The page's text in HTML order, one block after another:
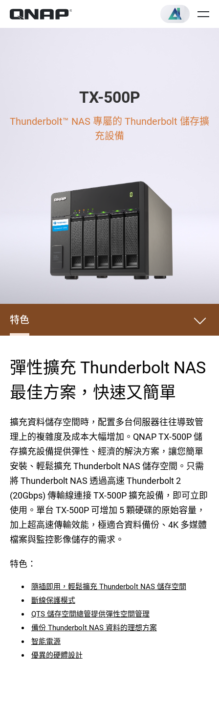
TX-500P
Thunderbolt™ NAS 專屬的 Thunderbolt 儲存擴
充設備
特色
彈性擴充 Thunderbolt NAS
最佳方案，快速又簡單
擴充資料儲存空間時，配置多台伺服器往往導致管
理上的複雜度及成本大幅增加。QNAP TX-500P 儲
存擴充設備提供彈性、經濟的解決方案，讓您簡單
安裝、輕鬆擴充 Thunderbolt NAS 儲存空間。只需
將 Thunderbolt NAS 透過高速 Thunderbolt 2
(20Gbps) 傳輸線連接 TX-500P 擴充設備，即可立即
使用。單台 TX-500P 可增加 5 顆硬碟的原始容量，
加上超高速傳輸效能，極適合資料備份、4K 多媒體
檔案與監控影像儲存的需求。
特色：
隨插即用，輕鬆擴充 Thunderbolt NAS 儲存空間
斷線保護模式
QTS 儲存空間總管提供彈性空間管理
備份 Thunderbolt NAS 資料的理想方案
智能電源
優異的硬體設計